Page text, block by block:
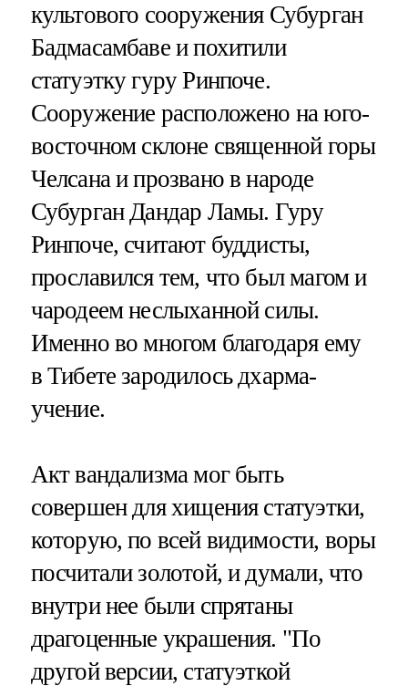
культового сооружения Субурган
Бадмасамбаве и похитили
статуэтку гуру Ринпоче.
Сооружение расположено на юго-
восточном склоне священной горы
Челсана и прозвано в народе
Субурган Дандар Ламы. Гуру
Ринпоче, считают буддисты,
прославился тем, что был магом и
чародеем неслыханной силы.
Именно во многом благодаря ему
в Тибете зародилось дхарма-
учение.
Акт вандализма мог быть
совершен для хищения статуэтки,
которую, по всей видимости, воры
посчитали золотой, и думали, что
внутри нее были спрятаны
драгоценные украшения. "По
другой версии, статуэткой